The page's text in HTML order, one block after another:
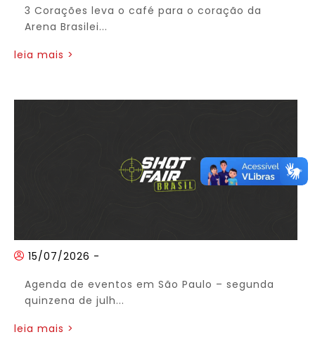
3 Corações leva o café para o coração da
Arena Brasilei...
leia mais >
15/07/2026 -
Agenda de eventos em São Paulo – segunda
quinzena de julh...
leia mais >